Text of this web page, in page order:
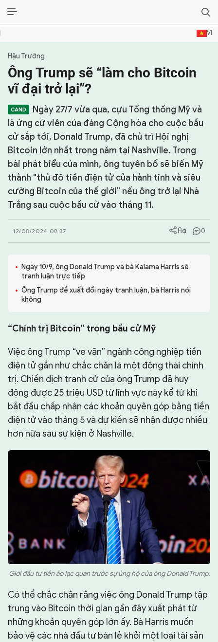
VI
SỰ KIỆN & BÌNH LUẬN
HẬU TRƯỜNG
KINH TẾ - VĂN HÓA - THỂ THAO
HỒ SƠ MẬT
PHÓNG SỰ
HỒ SƠ INTERPOL
VỤ ÁN NỔI TIẾNG
Hậu Trường
Ông Trump sẽ “làm cho Bitcoin
vĩ đại trở lại”?
Ngày 27/7 vừa qua, cựu Tổng thống Mỹ và
là ứng cử viên của đảng Cộng hòa cho cuộc bầu
cử sắp tới, Donald Trump, đã chủ trì Hội nghị
Bitcoin lớn nhất trong năm tại Nashville. Trong
bài phát biểu của mình, ông tuyên bố sẽ biến Mỹ
thành "thủ đô tiền điện tử của hành tinh và siêu
cường Bitcoin của thế giới" nếu ông trở lại Nhà
Trắng sau cuộc bầu cử vào tháng 11.
12/08/2024 08:37 0
Ngày 10/9, ông Donald Trump và bà Kalama Harris sẽ
tranh luận trực tiếp
Ông Trump đề xuất đổi ngày tranh luận, bà Harris nói
không
“Chính trị Bitcoin” trong bầu cử Mỹ
Việc ông Trump “ve vãn” ngành công nghiệp tiền
điện tử gần như chắc chắn là một động thái chính
trị. Chiến dịch tranh cử của ông Trump đã huy
động được 25 triệu USD từ lĩnh vực này kể từ khi
bắt đầu chấp nhận các khoản quyên góp bằng tiền
điện tử vào tháng 5 và dự kiến sẽ nhận được nhiều
hơn nữa sau sự kiện ở Nashville.
Giới đầu tư tiền ảo lạc quan trước sự ủng hộ của ông Donald Trump.
Có thể chắc chắn rằng việc ông Donald Trump tập
trung vào Bitcoin thời gian gần đây xuất phát từ
những khoản quyên góp lớn ấy. Bà Harris muốn
bảo vệ các nhà đầu tư bán lẻ khỏi một loại tài sản